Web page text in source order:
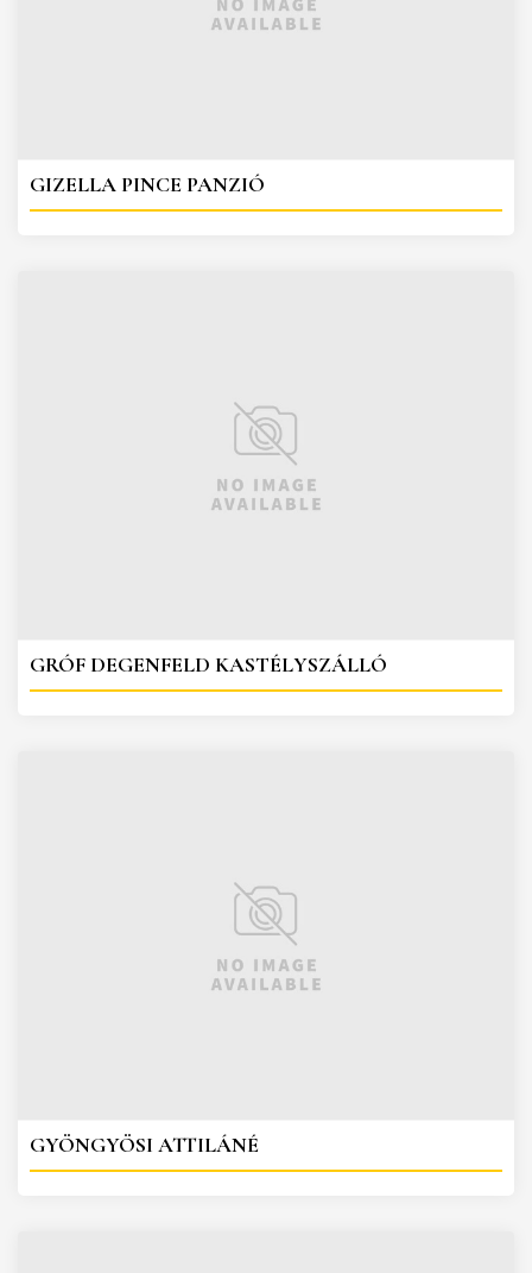
GIZELLA PINCE PANZIÓ
GRÓF DEGENFELD KASTÉLYSZÁLLÓ
GYÖNGYÖSI ATTILÁNÉ